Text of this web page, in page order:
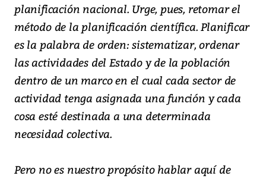
planificación nacional. Urge, pues, retomar el
método de la planificación científica. Planificar
es la palabra de orden: sistematizar, ordenar
las actividades del Estado y de la población
dentro de un marco en el cual cada sector de
actividad tenga asignada una función y cada
cosa esté destinada a una determinada
necesidad colectiva.
Pero no es nuestro propósito hablar aquí de